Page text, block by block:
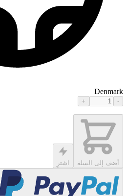
Denmark
-
+
أضف إلى السلة اشترِ